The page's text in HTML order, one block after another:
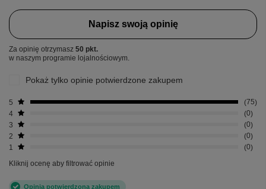
Napisz swoją opinię
Za opinię otrzymasz 50 pkt.
w naszym programie lojalnościowym.
Pokaż tylko opinie potwierdzone zakupem
5
75
4
0
3
0
2
0
1
0
Kliknij ocenę aby filtrować opinie
Opinia potwierdzona zakupem